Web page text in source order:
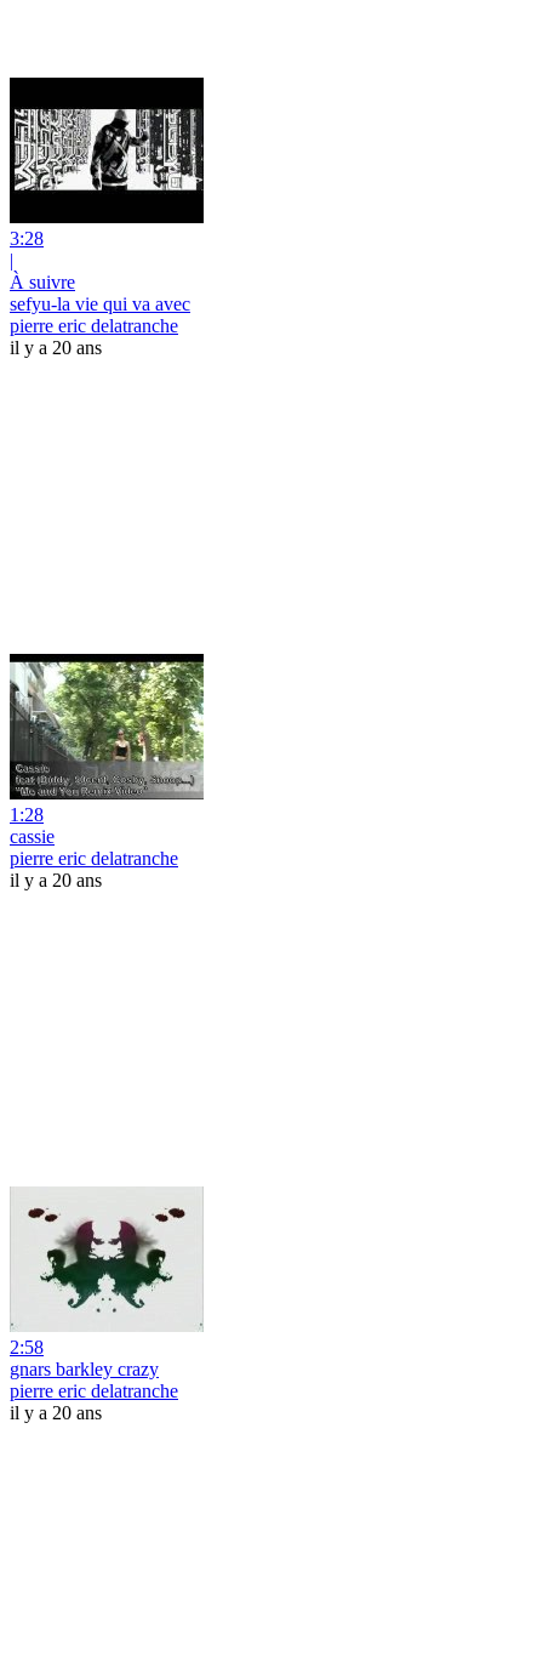
3:28
|
À suivre
sefyu-la vie qui va avec
pierre eric delatranche
il y a 20 ans
1:28
cassie
pierre eric delatranche
il y a 20 ans
2:58
gnars barkley crazy
pierre eric delatranche
il y a 20 ans